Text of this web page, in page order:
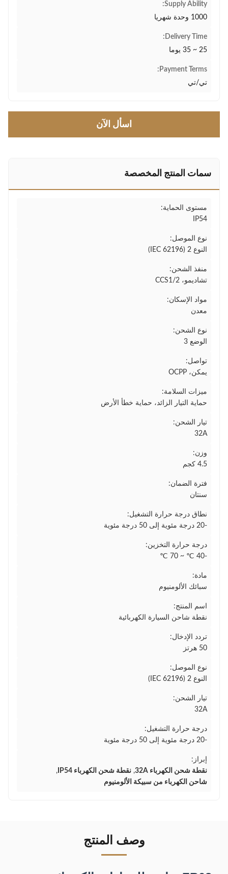
Supply Ability:
1000 وحدة شهريا
Delivery Time:
25 ~ 35 يوما
Payment Terms:
تي/تي
اسأل الآن
سمات المنتج المخصصة
مستوى الحماية:
IP54
نوع الموصل:
النوع 2 (IEC 62196)
منفذ الشحن:
تشاديمو، CCS1/2
مواد الإسكان:
معدن
نوع الشحن:
الوضع 3
تواصل:
يمكن، OCPP
ميزات السلامة:
حماية التيار الزائد، حماية خطأ الأرض
تيار الشحن:
32A
وزن:
4.5 كجم
فترة الضمان:
سنتان
نطاق درجة حرارة التشغيل:
-20 درجة مئوية إلى 50 درجة مئوية
درجة حرارة التخزين:
-40 ℃ ~ 70 ℃
مادة:
سبائك الألومنيوم
اسم المنتج:
نقطة شاحن السيارة الكهربائية
تردد الإدخال:
50 هرتز
نوع الموصل:
النوع 2 (IEC 62196)
تيار الشحن:
32A
درجة حرارة التشغيل:
-20 درجة مئوية إلى 50 درجة مئوية
إبراز:
نقطة شحن الكهرباء 32A
, نقطة شحن الكهرباء IP54
,
شاحن الكهرباء من سبيكة الألومنيوم
وصف المنتج